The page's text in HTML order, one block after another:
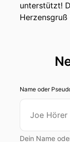
unterstützt!
Herzensgruß
Name oder
Dein Name